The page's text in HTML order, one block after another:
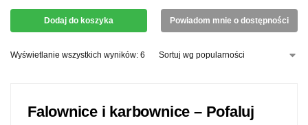
Dodaj do koszyka Powiadom mnie o dostępności
Wyświetlanie wszystkich wyników: 6
Falownice i karbownice – Pofaluj